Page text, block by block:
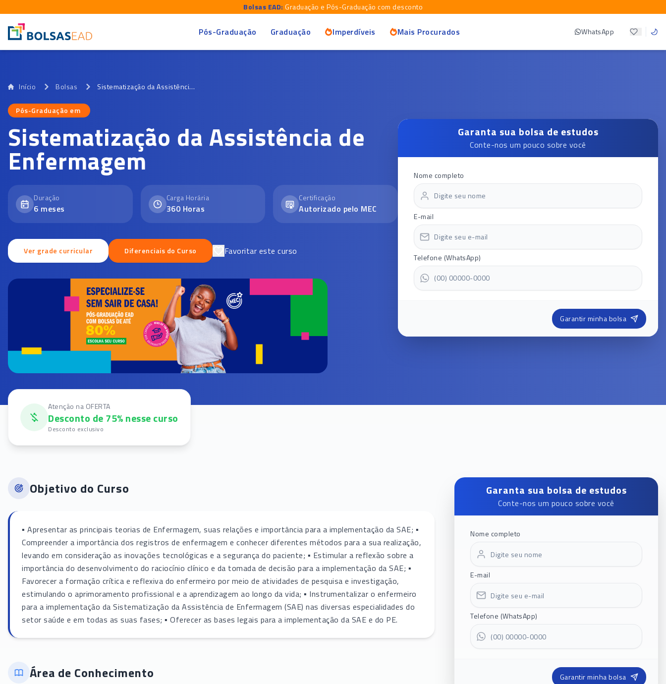
Bolsas EAD: Graduação e Pós-Graduação com desconto
Pós-Graduação Graduação Imperdíveis Mais Procurados WhatsApp
Início Bolsas Sistematização da Assistência de Enfermagem
Pós-Graduação em
Pós-Graduação em
Sistematização da Assistência de
Enfermagem
Duração
6 meses
Carga Horária
360 Horas
Certificação
Autorizado pelo MEC
Ver grade curricular Diferenciais do Curso Favoritar este curso
Garanta sua bolsa de estudos
Conte-nos um pouco sobre você
Nome completo
E-mail
Telefone (WhatsApp)
Garantir minha bolsa
Atenção na OFERTA
Desconto de 75% nesse curso
Desconto exclusivo
Objetivo do Curso
▪ Apresentar as principais teorias de Enfermagem, suas relações e importância para a implementação da SAE; ▪
Compreender a importância dos registros de enfermagem e conhecer diferentes métodos para a sua realização,
levando em consideração as inovações tecnológicas e a segurança do paciente; ▪ Estimular a reflexão sobre a
importância do desenvolvimento do raciocínio clínico e da tomada de decisão para a implementação da SAE; ▪
Favorecer a formação crítica e reflexiva do enfermeiro por meio de atividades de pesquisa e investigação,
estimulando o aprimoramento profissional e a aprendizagem ao longo da vida; ▪ Instrumentalizar o enfermeiro
para a implementação da Sistematização da Assistência de Enfermagem (SAE) nas diversas especialidades do
setor saúde e em todas as suas fases; ▪ Oferecer as bases legais para a implementação da SAE e do PE.
Área de Conhecimento
Garanta sua bolsa de estudos
Conte-nos um pouco sobre você
Nome completo
E-mail
Telefone (WhatsApp)
Garantir minha bolsa